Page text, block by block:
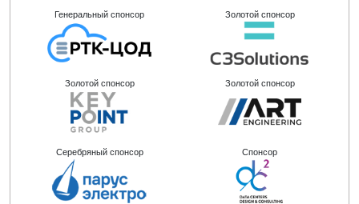
Генеральный спонсор Золотой спонсор
Золотой спонсор Золотой спонсор
Серебряный спонсор Спонсор